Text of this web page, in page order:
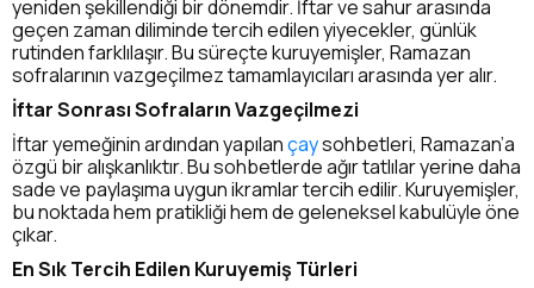
yeniden şekillendiği bir dönemdir. İftar ve sahur arasında
geçen zaman diliminde tercih edilen yiyecekler, günlük
rutinden farklılaşır. Bu süreçte kuruyemişler, Ramazan
sofralarının vazgeçilmez tamamlayıcıları arasında yer alır.
İftar Sonrası Sofraların Vazgeçilmezi
İftar yemeğinin ardından yapılançaysohbetleri, Ramazan’a
özgü bir alışkanlıktır. Bu sohbetlerde ağır tatlılar yerine daha
sade ve paylaşıma uygun ikramlar tercih edilir. Kuruyemişler,
bu noktada hem pratikliği hem de geleneksel kabulüyle öne
çıkar.
En Sık Tercih Edilen Kuruyemiş Türleri